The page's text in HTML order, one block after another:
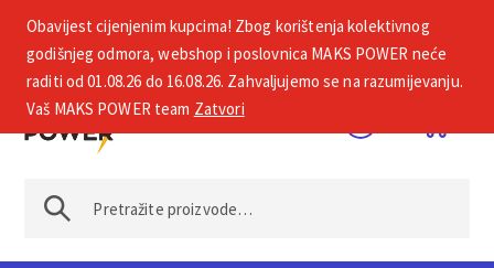
+385 1 2002 575
Obavijest cijenjenim kupcima! Zbog korištenja kolektivnog
godišnjeg odmora, webshop i poslovnica MAKS POWER neće
raditi od 01.08.26 do 16.08.26. Zahvaljujemo se na razumijevanju.
Vaš MAKS POWER team Zatvori